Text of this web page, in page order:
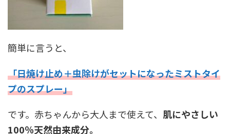
簡単に言うと、
「日焼け止め＋虫除けがセットになったミストタイ
プのスプレー」
です。赤ちゃんから大人まで使えて、 肌にやさしい
100％天然由来成分。